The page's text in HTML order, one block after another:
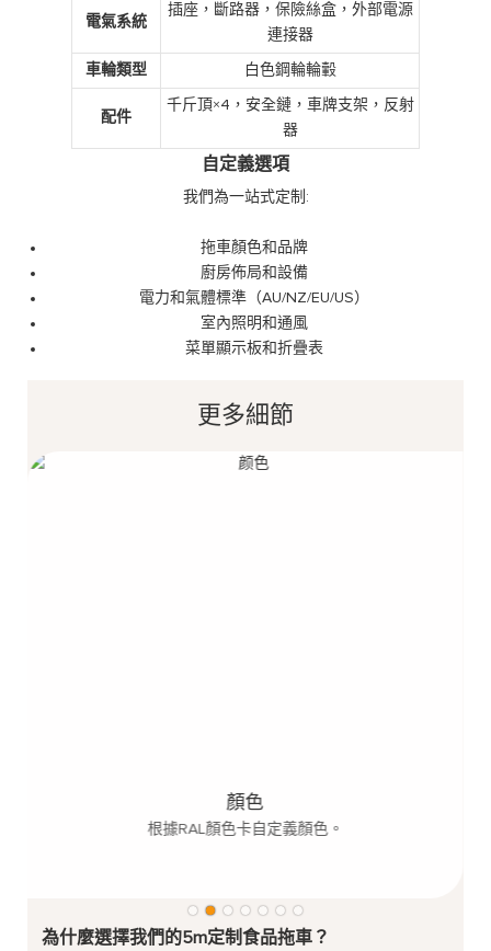
電氣系統
插座，斷路器，保險絲盒，外部電源
連接器
車輪類型 白色鋼輪輪轂
配件
千斤頂×4，安全鏈，車牌支架，反射
器
自定義選項
我們為一站式定制:
拖車顏色和品牌
廚房佈局和設備
電力和氣體標準（AU/NZ/EU/US）
室內照明和通風
菜單顯示板和折疊表
更多細節
顏色
根據RAL顏色卡自定義顏色。
為什麼選擇我們的5m定制食品拖車？